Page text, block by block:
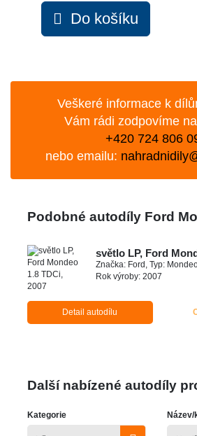
Do košíku
Veškeré informace k
Vám rádi zodpovíme
+420 724 806
nebo emailu:
Podobné autodíly Ford
světlo LP, Ford
Značka: Ford, Typ:
Rok výroby: 2007
Detail autodílu
Další nabízené autodíly
Kategorie